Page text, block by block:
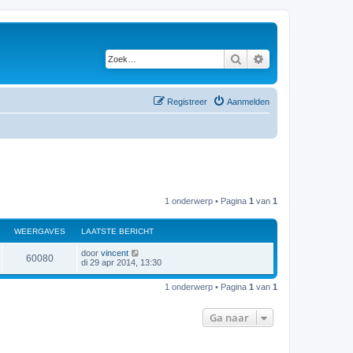
Zoek
Aanmelden
Registreer
1 onderwerp • Pagina 1 van 1
WEERGAVES LAATSTE BERICHT
60080W
e
L
a
t
door vincent
di 29 apr 2014, 13:30
1 onderwerp • Pagina 1 van 1
Ga naar